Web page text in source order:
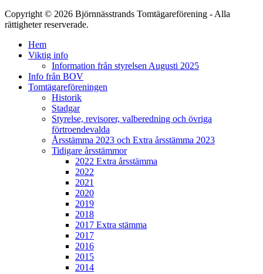
Copyright © 2026 Björnnässtrands Tomtägareförening - Alla
rättigheter reserverade.
Hem
Viktig info
Information från styrelsen Augusti 2025
Info från BOV
Tomtägareföreningen
Historik
Stadgar
Styrelse, revisorer, valberedning och övriga
förtroendevalda
Årsstämma 2023 och Extra årsstämma 2023
Tidigare årsstämmor
2022 Extra årsstämma
2022
2021
2020
2019
2018
2017 Extra stämma
2017
2016
2015
2014